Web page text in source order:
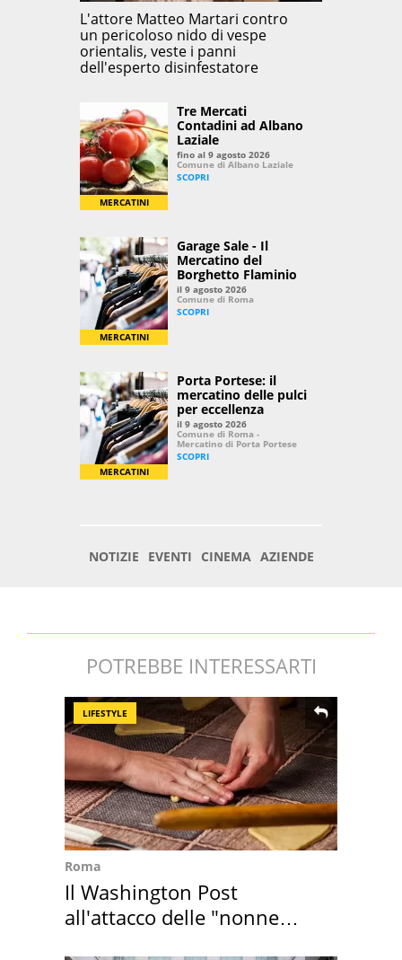
POTREBBE INTERESSARTI
LIFESTYLE
Roma
Il Washington Post
all'attacco delle "nonne